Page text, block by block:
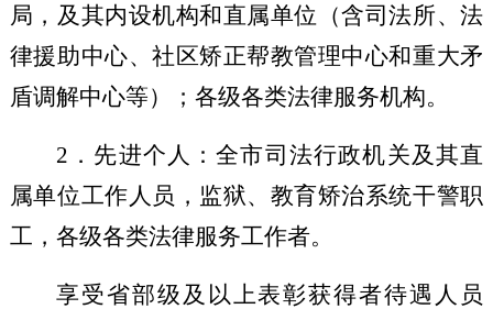
局， 及其内设机构和直属单位（含司法所、法
律援助中心、社区矫正帮教管理中心和重大矛
盾调解中心等）
；各级各类法律服务机构。
2 ． 先进个人：全市司法行政机关及其直
属单位工作人员，监狱、教育矫治系统干警职
工， 各级各类法律服务工作者。
享受省部级及以上表彰获得者待遇人员